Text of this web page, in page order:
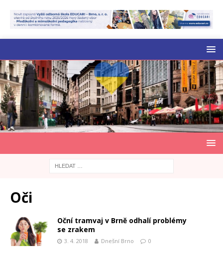
Oči
Oční tramvaj v Brně odhalí problémy
se zrakem
3. 4. 2018 Dnešní Brno 0